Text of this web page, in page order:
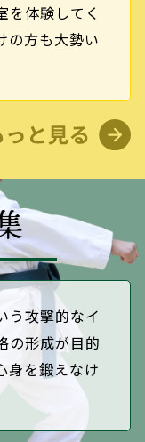
を体験してく
の方も大勢い
う攻撃的なイ
の形成が目的
身を鍛えなけ